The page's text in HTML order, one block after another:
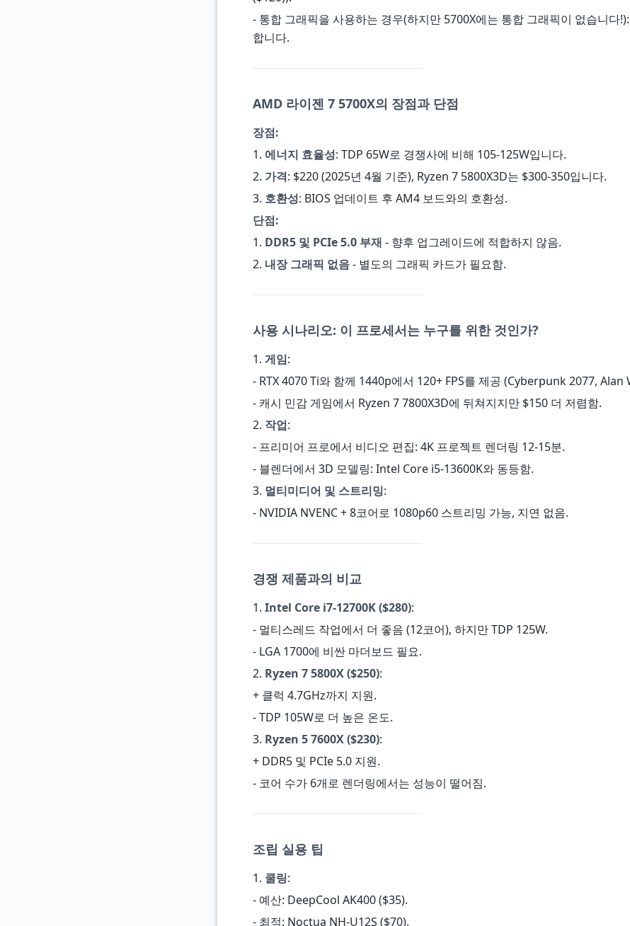
- 통합 그래픽을 사용하는 경우(하지만 5700X에는 통합 그래픽이 없습니다
합니다.
AMD 라이젠 7 5700X의 장점과 단점
장점:
1. 에너지 효율성: TDP 65W로 경쟁사에 비해 105-125W입니다.
2. 가격: $220 (2025년 4월 기준), Ryzen 7 5800X3D는 $300-350입니다.
3. 호환성: BIOS 업데이트 후 AM4 보드와의 호환성.
단점:
1. DDR5 및 PCIe 5.0 부재 - 향후 업그레이드에 적합하지 않음.
2. 내장 그래픽 없음- 별도의 그래픽 카드가 필요함.
사용 시나리오: 이 프로세서는 누구를 위한 것인가?
1. 게임:
- RTX 4070 Ti와 함께 1440p에서 120+ FPS를 제공 (Cyberpunk 2077, Alan
- 캐시 민감 게임에서 Ryzen 7 7800X3D에 뒤쳐지지만 $150 더 저렴함.
2. 작업:
- 프리미어 프로에서 비디오 편집: 4K 프로젝트 렌더링 12-15분.
- 블렌더에서 3D 모델링: Intel Core i5-13600K와 동등함.
3. 멀티미디어 및 스트리밍:
- NVIDIA NVENC + 8코어로 1080p60 스트리밍 가능, 지연 없음.
경쟁 제품과의 비교
1. Intel Core i7-12700K ($280):
- 멀티스레드 작업에서 더 좋음 (12코어), 하지만 TDP 125W.
- LGA 1700에 비싼 마더보드 필요.
2. Ryzen 7 5800X ($250):
+ 클럭 4.7GHz까지 지원.
- TDP 105W로 더 높은 온도.
3. Ryzen 5 7600X ($230):
+ DDR5 및 PCIe 5.0 지원.
- 코어 수가 6개로 렌더링에서는 성능이 떨어짐.
조립 실용 팁
1. 쿨링:
- 예산: DeepCool AK400 ($35).
- 최적: Noctua NH-U12S ($70).